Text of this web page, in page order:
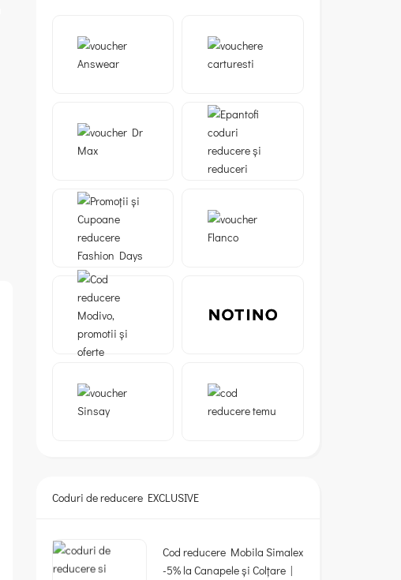
Coduri de reducere EXCLUSIVE
Cod reducere Mobila Simalex
-5% la Canapele și Colțare |